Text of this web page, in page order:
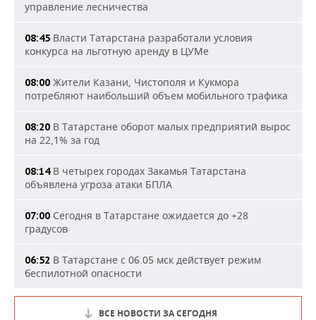
управление лесничества
08:45 Власти Татарстана разработали условия
конкурса на льготную аренду в ЦУМе
08:00 Жители Казани, Чистополя и Кукмора
потребляют наибольший объем мобильного трафика
08:20 В Татарстане оборот малых предприятий вырос
на 22,1% за год
08:14В четырех городах Закамья Татарстана
объявлена угроза атаки БПЛА
07:00 Сегодня в Татарстане ожидается до +28
градусов
06:52 В Татарстане с 06.05 мск действует режим
беспилотной опасности
ВСЕ НОВОСТИ ЗА СЕГОДНЯ